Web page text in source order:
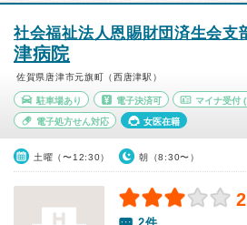
社会福祉法人恩賜財団済生会支
津病院
佐賀県唐津市元旗町（西唐津駅）
駐車場あり 電子決済可 マイナ受付
電子処方せん対応 女医在籍
土曜（〜12:30） 朝（8:30〜）